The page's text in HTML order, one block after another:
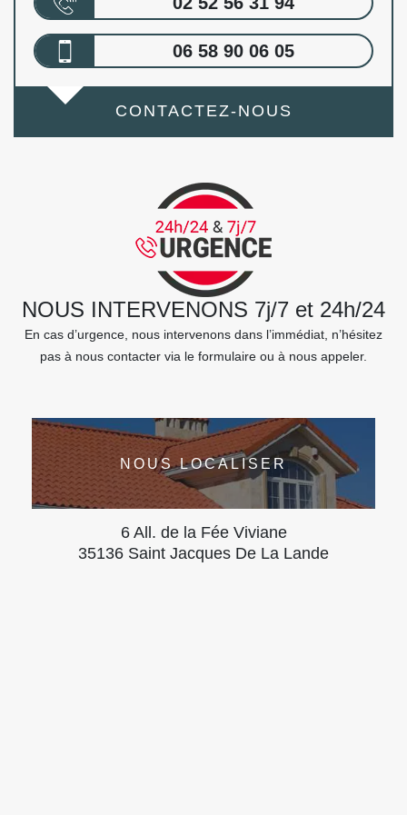
06 58 90 06 05
CONTACTEZ-NOUS
NOUS INTERVENONS 7j/7 et 24h/24
En cas d’urgence, nous intervenons dans l’immédiat, n’hésitez
pas à nous contacter via le formulaire ou à nous appeler.
NOUS LOCALISER
6 All. de la Fée Viviane
35136 Saint Jacques De La Lande